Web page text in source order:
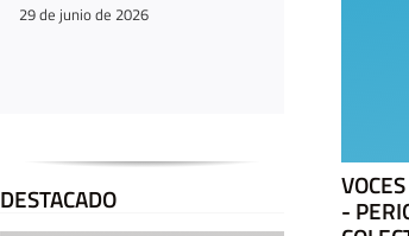
29 de junio de 2026
DESTACADO -